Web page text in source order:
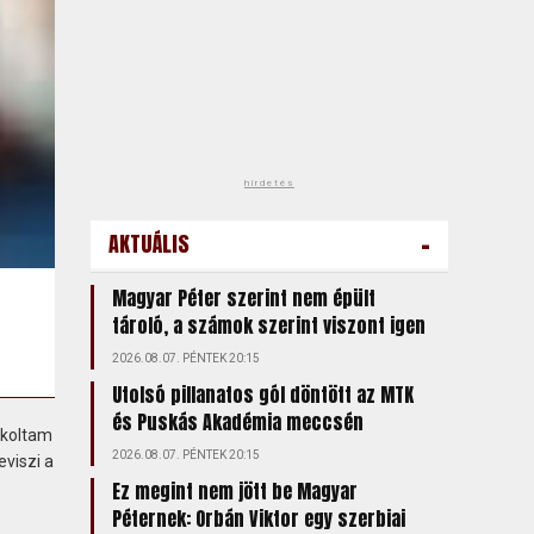
a
hirdetés
AKTUÁLIS -
Magyar Péter szerint nem épült
tároló, a számok szerint viszont igen
2026.08.07. PÉNTEK 20:15
Utolsó pillanatos gól döntött az MTK
és Puskás Akadémia meccsén
2026.08.07. PÉNTEK 20:15
Ez megint nem jött be Magyar
Péternek: Orbán Viktor egy szerbiai